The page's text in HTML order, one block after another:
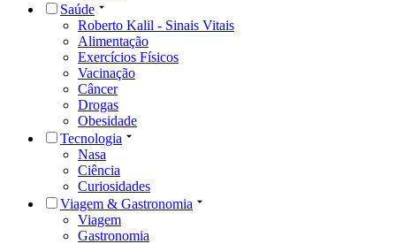
Saúde
Roberto Kalil - Sinais Vitais
Alimentação
Exercícios Físicos
Vacinação
Câncer
Drogas
Obesidade
Tecnologia
Nasa
Ciência
Curiosidades
Viagem & Gastronomia
Viagem
Gastronomia